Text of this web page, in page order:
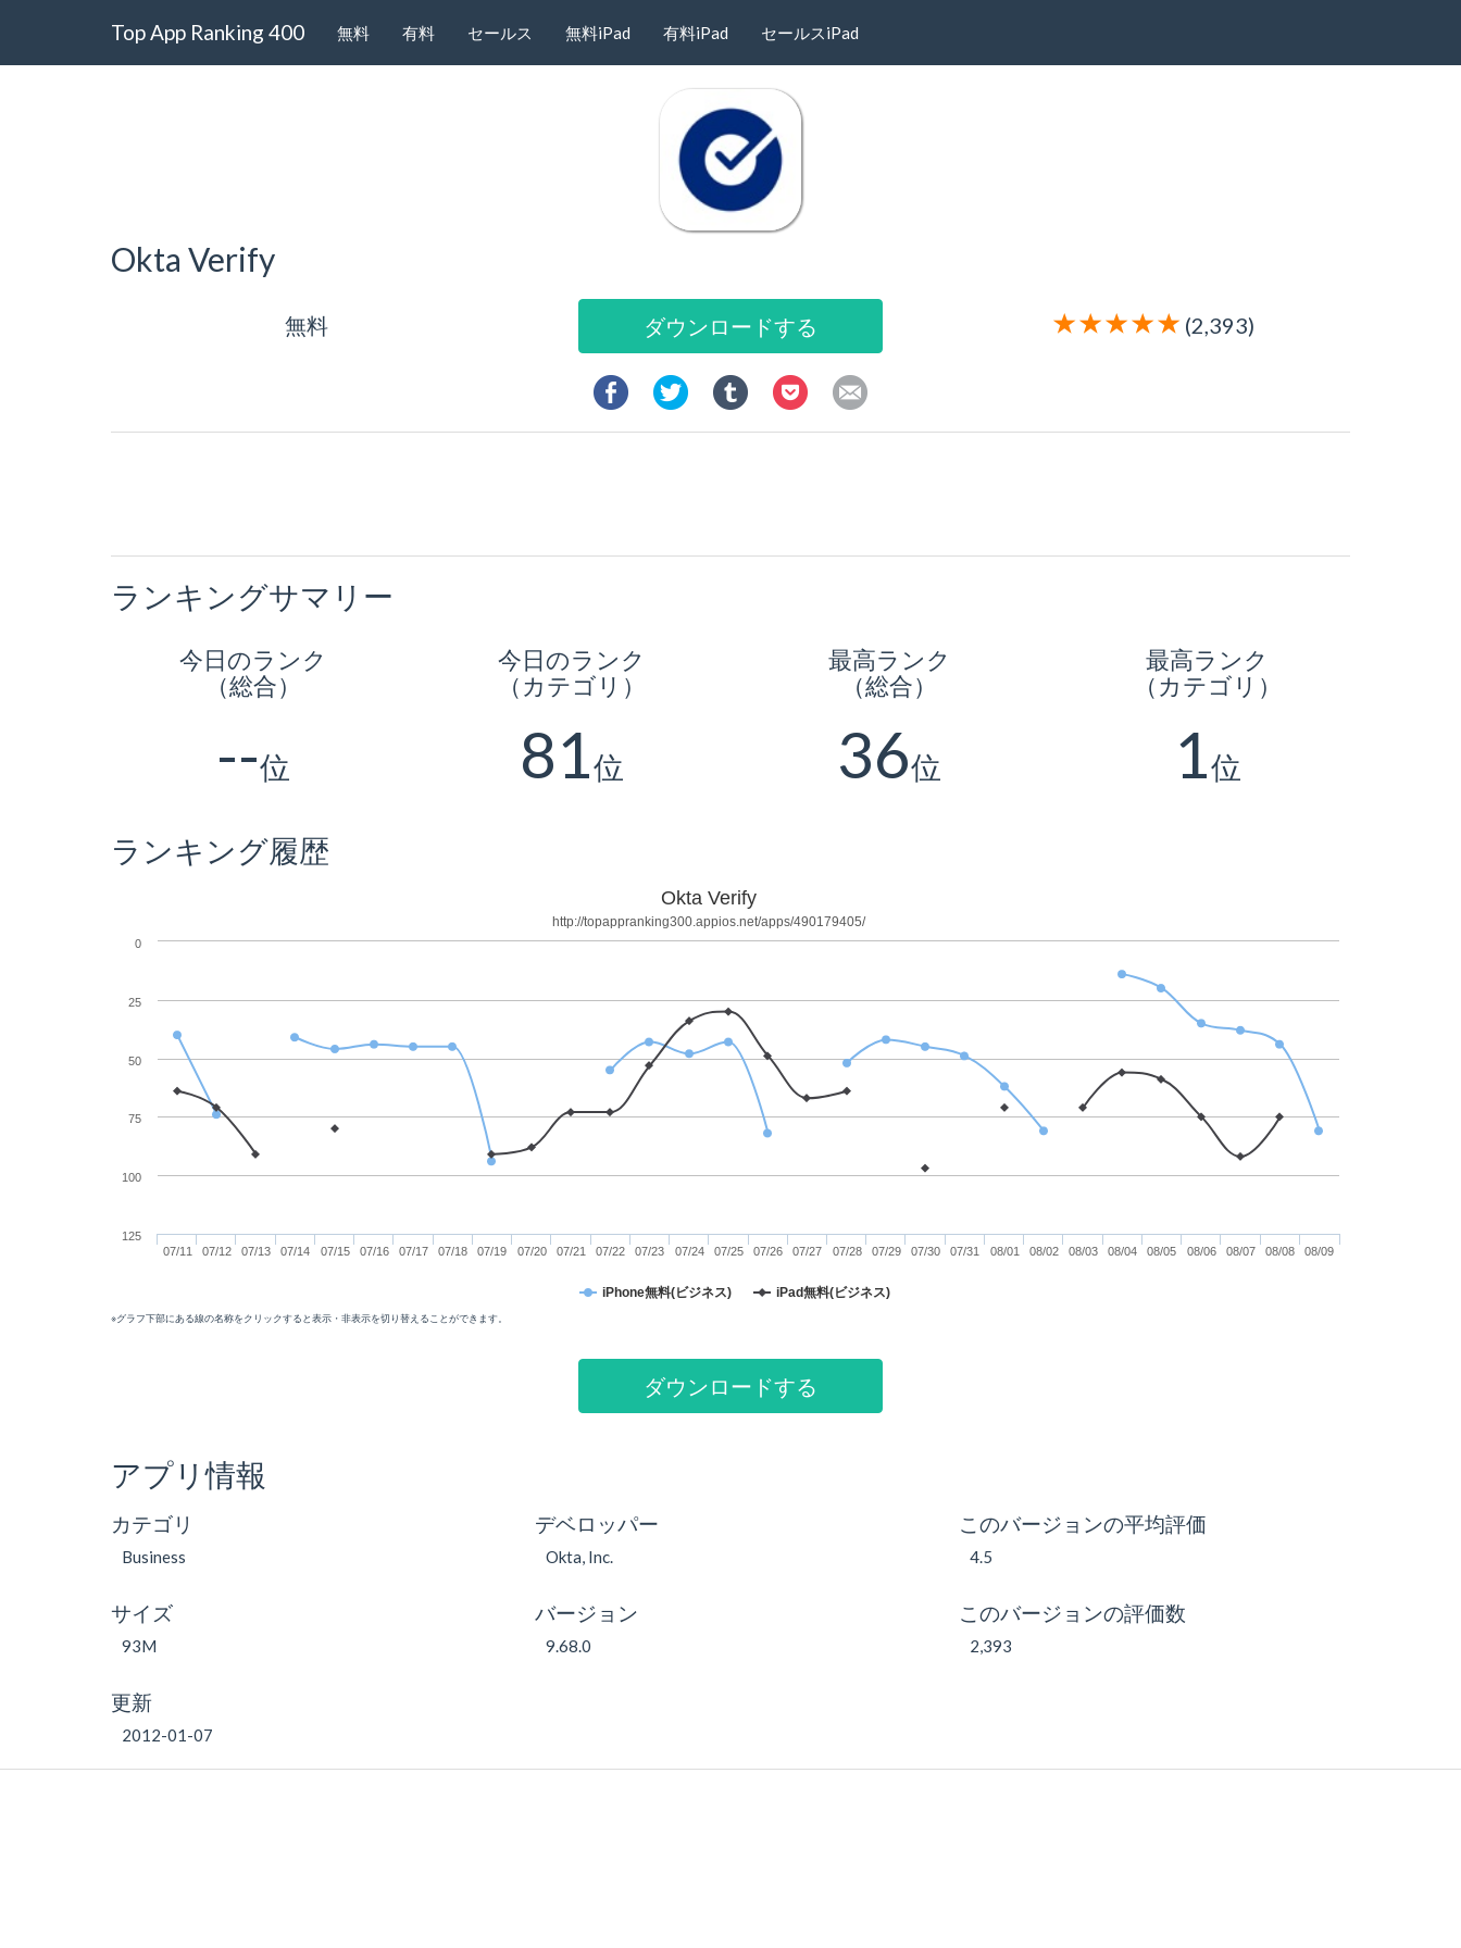
Top App Ranking 400 無料 有料 セールス 無料iPad 有料iPad セールスiPad
Okta Verify
無料 ダウンロードする (2,393)
ランキングサマリー
今日のランク
（総合）
--位
今日のランク
（カテゴリ）
81位
最高ランク
（総合）
36位
最高ランク
（カテゴリ）
1位
ランキング履歴
Okta Verify
http://topappranking300.appios.net/apps/490179405/
iPhone無料(ビジネス) iPad無料(ビジネス)
07/11 07/12 07/13 07/14 07/15 07/16 07/17 07/18 07/19 07/20 07/21 07/22 07/23 07/24 07/25 07/26 07/27 07/28 07/29 07/30 07/31 08/01 08/02 08/03 08/04 08/05 08/06 08/07 08/08 08/09
0
100
25
50
75
125
※グラフ下部にある線の名称をクリックすると表示・非表示を切り替えることができます。
ダウンロードする
アプリ情報
カテゴリ
Business
サイズ
93M
更新
2012-01-07
デベロッパー
Okta, Inc.
バージョン
9.68.0
このバージョンの平均評価
4.5
このバージョンの評価数
2,393